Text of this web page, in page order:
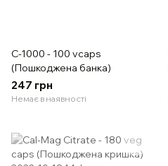
C-1000 - 100 vcaps
(Пошкоджена банка)
247 грн
Немає в наявності